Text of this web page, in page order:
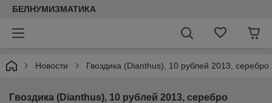
БЕЛНУМИЗМАТИКА
Новости Гвоздика (Dianthus), 10 рублей 2013, серебро
Гвоздика (Dianthus), 10 рублей 2013, серебро